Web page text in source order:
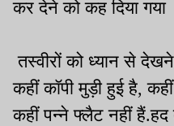
कर देने को कह दिया गया
तस्वीरों को ध्यान से
कहीं कॉपी मुड़ी हुई है,
कहीं पन्ने फ्लैट नहीं हैं.हद